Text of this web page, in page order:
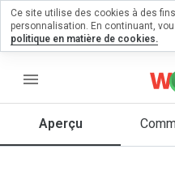
menu
Aperçu
un
sur
Quelle
Ce site utilise des cookies à des
personnalisation. En continuant,
politique en matière de cookies.